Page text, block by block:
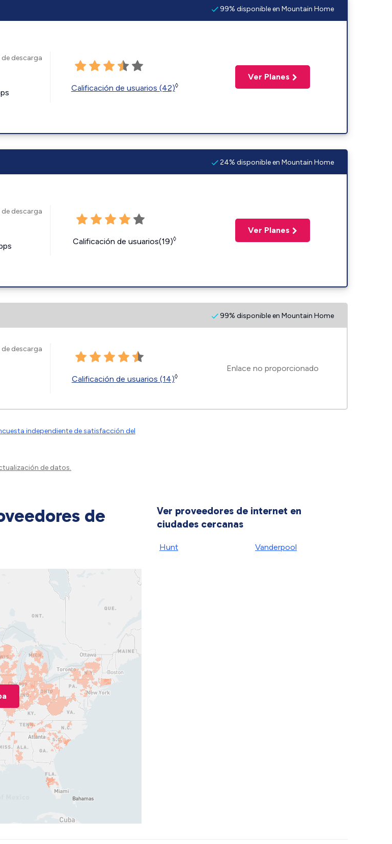
99% disponible en Mountain Home
descarga
Calificación de usuarios (42)◊
Ver Planes
24% disponible en Mountain Home
descarga
Calificación de usuarios(19)◊
Ver Planes
99% disponible en Mountain Home
descarga
Calificación de usuarios (14)◊
Enlace no proporcionado
independiente de satisfacción del
de datos.
de
Ver proveedores de internet en
ciudades cercanas
Hunt Vanderpool